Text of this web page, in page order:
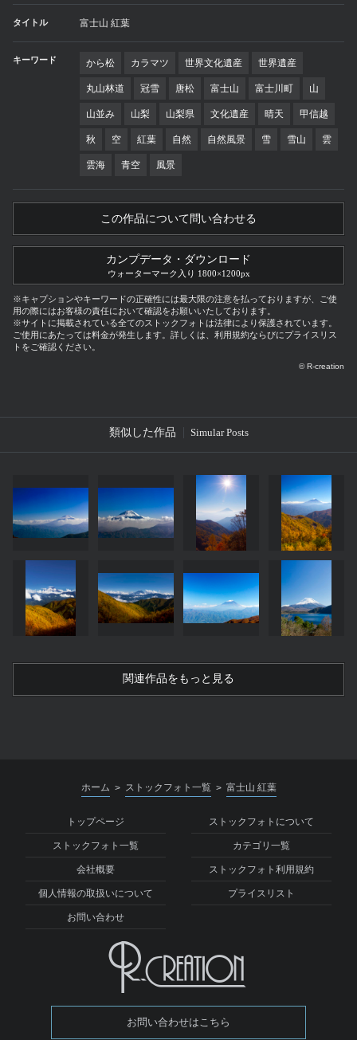
タイトル 富士山 紅葉
キーワード から松 カラマツ 世界文化遺産 世界遺産
丸山林道 冠雪 唐松 富士山 富士川町 山
山並み 山梨 山梨県 文化遺産 晴天 甲信越
秋 空 紅葉 自然 自然風景 雪 雪山 雲
雲海 青空 風景
この作品について問い合わせる
カンプデータ・ダウンロード
ウォーターマーク入り 1800×1200px
※キャプションやキーワードの正確性には最大限の注意を払っておりますが、ご使
用の際にはお客様の責任において確認をお願いいたしております。
※サイトに掲載されている全てのストックフォトは法律により保護されています。
ご使用にあたっては料金が発生します。詳しくは、利用規約ならびにプライスリス
トをご確認ください。
© R-creation
類似した作品 Simular Posts
関連作品をもっと見る
ホーム > ストックフォト一覧 > 富士山 紅葉
トップページ ストックフォトについて
ストックフォト一覧 カテゴリ一覧
会社概要 ストックフォト利用規約
個人情報の取扱いについて プライスリスト
お問い合わせ
お問い合わせはこちら